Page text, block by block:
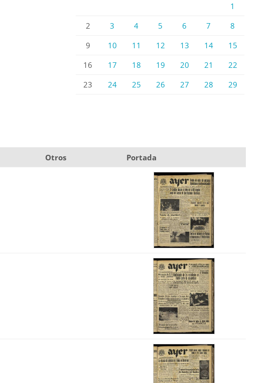
1
2
3 4 5 6 7
8
9
10 11 12 13 14
15
16
17 18 19 20 21
22
23
24 25 26 27 28 29
Otros
Portada